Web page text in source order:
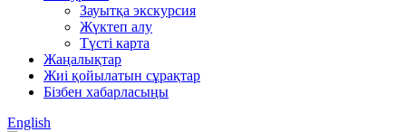
Зауытқа экскурсия
Жүктеп алу
Түсті карта
Жаңалықтар
Жиі қойылатын сұрақтар
Бізбен хабарласыңы
English